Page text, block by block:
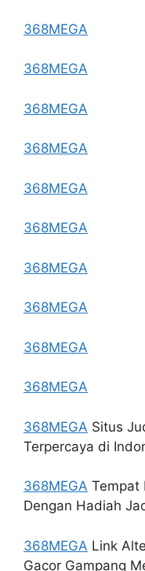
368MEGA
368MEGA
368MEGA
368MEGA
368MEGA
368MEGA
368MEGA
368MEGA
368MEGA
368MEGA
368MEGA Situs
Terpercaya di
368MEGA Tempat
Dengan Hadiah
368MEGA Link
Gacor Gampang